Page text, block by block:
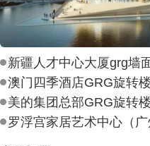
新疆人才中心大厦grg墙
澳门四季酒店GRG旋转
美的集团总部GRG旋转